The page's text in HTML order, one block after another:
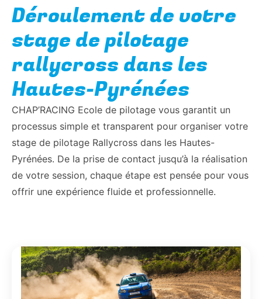
Déroulement de votre
stage de pilotage
rallycross dans les
Hautes-Pyrénées
CHAP’RACING Ecole de pilotage vous garantit un
processus simple et transparent pour organiser votre
stage de pilotage Rallycross dans les Hautes-
Pyrénées. De la prise de contact jusqu’à la réalisation
de votre session, chaque étape est pensée pour vous
offrir une expérience fluide et professionnelle.